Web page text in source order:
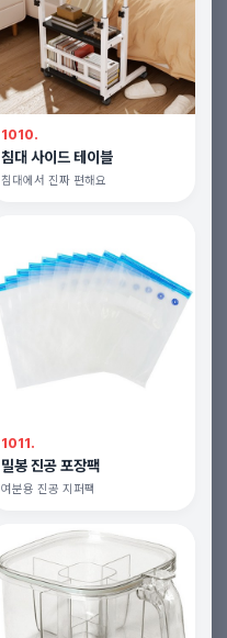
1010.
침대 사이드 테이블
침대에서 진짜 편해요
1011.
밀봉 진공 포장팩
여분용 진공 지퍼팩